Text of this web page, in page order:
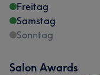
Freitag
Samstag
Sonntag
Salon Awards